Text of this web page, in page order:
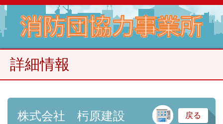
詳細情報
株式会社 杇原建設 建
戻る